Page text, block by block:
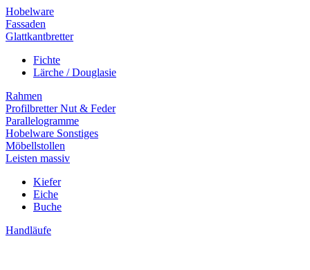
Hobelware
Fassaden
Glattkantbretter
Fichte
Lärche / Douglasie
Rahmen
Profilbretter Nut & Feder
Parallelogramme
Hobelware Sonstiges
Möbellstollen
Leisten massiv
Kiefer
Eiche
Buche
Handläufe